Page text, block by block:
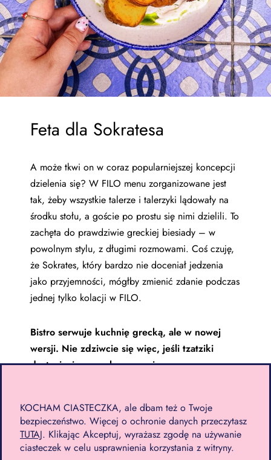
KOCHAM CIASTECZKA, ale dbam też o Twoje
bezpieczeństwo. Więcej o ochronie danych przeczytasz
TUTAJ. Klikając Akceptuj, wyrażasz zgodę na używanie
ciasteczek w celu usprawnienia korzystania z witryny.
Feta dla Sokratesa
A może tkwi on w coraz popularniejszej koncepcji
dzielenia się? W FILO menu zorganizowane jest
tak, żeby wszystkie talerze i talerzyki lądowały na
środku stołu, a goście po prostu się nimi dzielili. To
zachęta do prawdziwie greckiej biesiady – w
powolnym stylu, z długimi rozmowami. Coś czuję,
że Sokrates, który bardzo nie doceniał jedzenia
jako przyjemności, mógłby zmienić zdanie podczas
jednej tylko kolacji w FILO.
Bistro serwuje kuchnię grecką, ale w nowej
wersji. Nie zdziwcie się więc, jeśli tzatziki
dostaniecie z… selerem naciowym.
– Szukałabym tu bardziej
autentyczności produktu, niż
autentyczności dań kuchni greckiej